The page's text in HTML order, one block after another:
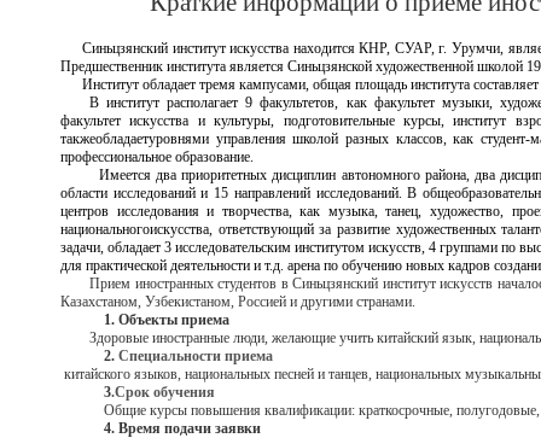
Синьцзянский институт искусства находится КНР, СУАР, г. Урумчи,
Предшественник института является Синьцзянской художественной школой
Институт обладает тремя кампусами, общая площадь института
В институтрасполагает 9 факультетов, как факультет музыки,
факультет искусства и культуры, подготовительные курсы, институт
такжеобладаетуровнями управления школой разных классов, как студент-
профессиональное образование.
Имеется два приоритетных дисциплин автономного района, два
области исследований и 15 направлений исследований. В
центров исследования и творчества, как музыка, танец, художество,
национальногоискусства, ответствующий за развитие художественных
задачи, обладает 3 исследовательским институтом искусств, 4 группами по
для практической деятельности и т.д. арена по обучению новых кадров
Прием иностранных студентов в Синьцзянский институт искусств
Казахстаном, Узбекистаном, Россией и другими странами.
1. Объекты приема
Здоровые иностранные люди, желающие учить китайский язык,
2. Специальности приема
китайского языков, национальных песней и танцев, национальных
3.Срок обучения
Общие курсы повышения квалификации: краткосрочные, полугодовые,
4. Время подачи заявки